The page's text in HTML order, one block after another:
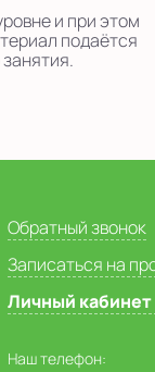
и при этом
подаётся
Обратный звонок
Записаться на
Личный кабинет
Наш телефон: